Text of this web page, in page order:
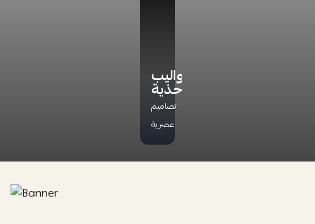
دواليب
أحذية
تصاميم
عصرية